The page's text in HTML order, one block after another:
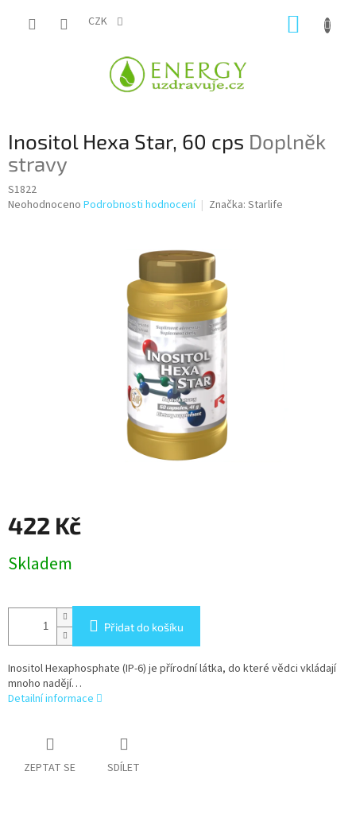
CZK
Inositol Hexa Star, 60 cps Doplněk
stravy
S1822
Průměrné
Neohodnoceno Podrobnosti hodnocení Značka: Starlife
422 Kč
cena:
Skladem
Přidat do košíku
Inositol Hexaphosphate (IP-6) je přírodní látka, do které vědci vkládají
mnoho nadějí…
Detailní informace
ZEPTAT SE SDÍLET